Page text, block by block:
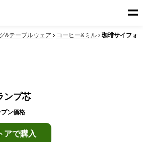
&テーブルウェア コーヒー&ミル
珈琲サイフォ
ンプ芯
プン価格
アで購入